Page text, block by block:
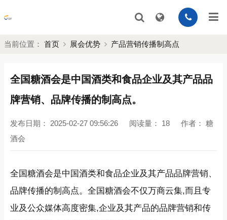
当前位置： 首页 展会优势 产品营销传播制高点
全国糖酒会是中国酒类和食品企业及其产品品
牌营销、品牌传播的制高点。
发布日期： 2025-02-27 09:56:26 阅读量： 18 作者： 糖
酒会
全国糖酒会是中国酒类和食品企业及其产品品牌营销、
品牌传播的制高点。全国糖酒会不仅万商云集,而且专
业及公众媒体高度密集,企业及其产品的品牌营销和传